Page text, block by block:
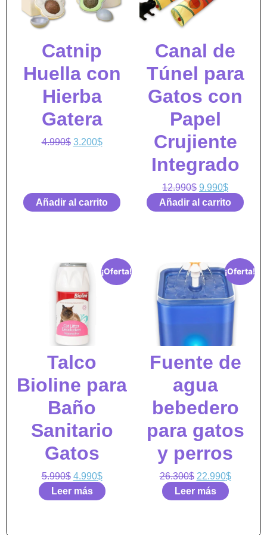
Catnip
Huella con
Hierba
Gatera
4.990$ 3.200$
Añadir al carrito
Canal de
Túnel para
Gatos con
Papel
Crujiente
Integrado
12.990$ 9.990$
Añadir al carrito
¡Oferta!
Talco
Bioline para
Baño
Sanitario
Gatos
5.990$ 4.990$
Leer más
¡Oferta!
Fuente de
agua
bebedero
para gatos
y perros
26.300$ 22.990$
Leer más